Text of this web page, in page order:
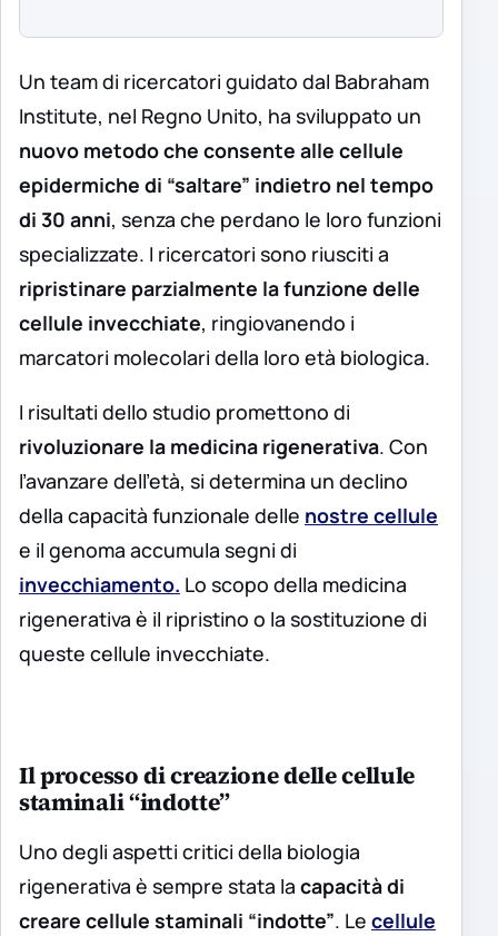
Un team di ricercatori guidato dal Babraham
Institute, nel Regno Unito, ha sviluppato un
nuovo metodo che consente alle cellule
epidermiche di “saltare” indietro nel tempo
di 30 anni, senza che perdano le loro funzioni
specializzate. I ricercatori sono riusciti a
ripristinare parzialmente la funzione delle
cellule invecchiate, ringiovanendo i
marcatori molecolari della loro età biologica.
I risultati dello studio promettono di
rivoluzionare la medicina rigenerativa. Con
l’avanzare dell’età, si determina un declino
della capacità funzionale delle nostre cellule
e il genoma accumula segni di
invecchiamento. Lo scopo della medicina
rigenerativa è il ripristino o la sostituzione di
queste cellule invecchiate.
Il processo di creazione delle cellule
staminali “indotte”
Uno degli aspetti critici della biologia
rigenerativa è sempre stata la capacità di
creare cellule staminali “indotte”. Le cellule